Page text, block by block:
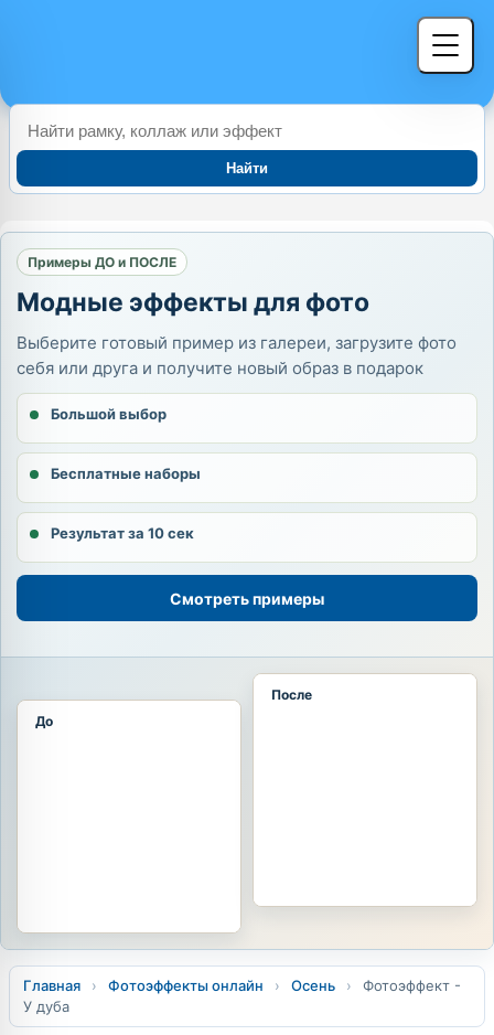
Найти
Примеры ДО и ПОСЛЕ
Модные эффекты для фото
Выберите готовый пример из галереи, загрузите фото
себя или друга и получите новый образ в подарок
Большой выбор
Бесплатные наборы
Результат за 10 сек
Смотреть примеры
До
После
Главная › Фотоэффекты онлайн › Осень ›
Фотоэффект -
У дуба